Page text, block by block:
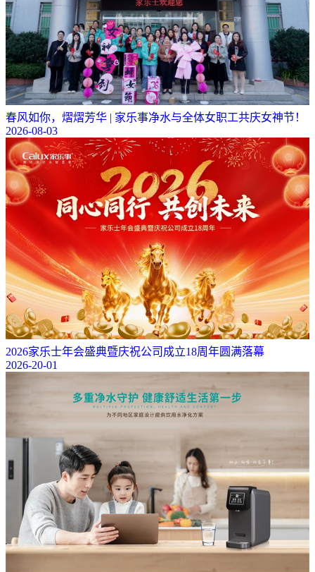
春风如你，熠熠芳华 | 家乐事净水与全体女职工共庆女神节！
2026-08-03
2026家乐士年会盛典暨庆祝公司成立18周年圆满落幕
2026-20-01